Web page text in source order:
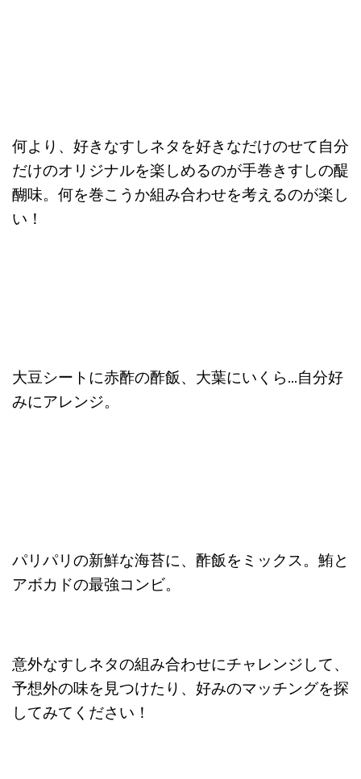
何より、好きなすしネタを好きなだけのせて自分
だけのオリジナルを楽しめるのが手巻きすしの醍
醐味。何を巻こうか組み合わせを考えるのが楽し
い！
大豆シートに赤酢の酢飯、大葉にいくら…自分好
みにアレンジ。
パリパリの新鮮な海苔に、酢飯をミックス。鮪と
アボカドの最強コンビ。
意外なすしネタの組み合わせにチャレンジして、
予想外の味を見つけたり、好みのマッチングを探
してみてください！